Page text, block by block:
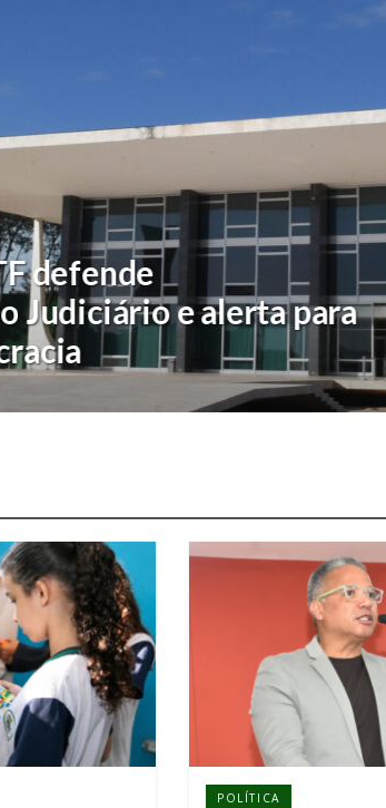
do PP vê maioria do
neutralidade, e Ciro
aliança com Flávio
de 2026às 13:18
POLÍTICA